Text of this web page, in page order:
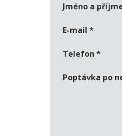
Jméno a
E-mail *
Telefon *
Poptávka po